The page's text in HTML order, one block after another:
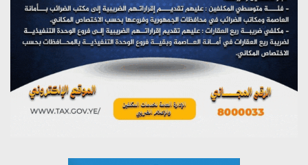
تستمعون لبرنامج (هندسة الوهم)
يوليو 28, 2026